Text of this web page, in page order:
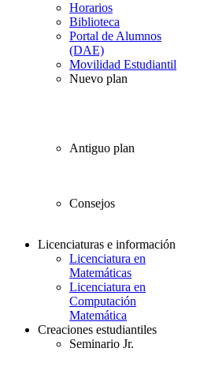
Horarios
Biblioteca
Portal de Alumnos
(DAE)
Movilidad Estudiantil
Nuevo plan
Antiguo plan
Consejos
Licenciaturas e información
Licenciatura en
Matemáticas
Licenciatura en
Computación
Matemática
Creaciones estudiantiles
Seminario Jr.